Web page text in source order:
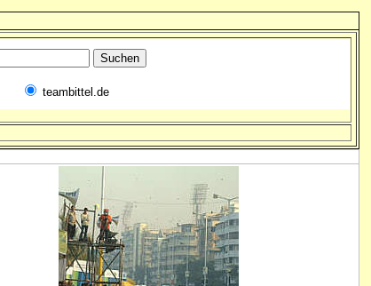
teambittel.de